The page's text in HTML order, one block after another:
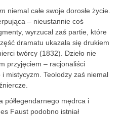
niemal całe swoje dorosłe życie.
– nieustannie coś
wyrzucał zaś partie, które
dramatu ukazała się drukiem
twórcy (1832). Dzieło nie
przyjęciem – racjonaliści
mistycyzm. Teolodzy zaś niemal
półlegendarnego mędrca i
Faust podobno istniał